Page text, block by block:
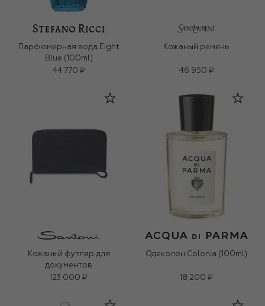
Парфюмерная вода Eight
Blue (100ml)
44 770 ₽
Кожаный ремень
46 950 ₽
Кожаный футляр для
документов
123 000 ₽
Одеколон Colonia (100ml)
18 200 ₽